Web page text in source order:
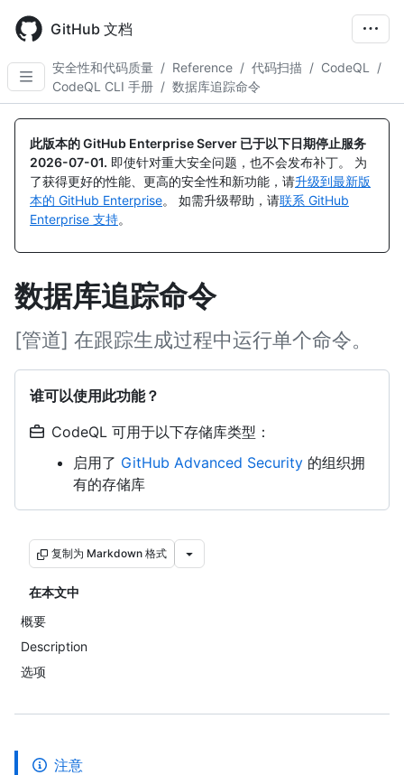
main
content
GitHub 文档
安全性和代码质量 / Reference / 代码扫描 / CodeQL
/
CodeQL CLI 手册 / 数据库追踪命令
此版本的 GitHub Enterprise Server 已于以下日期停止服务
2026-07-01. 即使针对重大安全问题，也不会发布补丁。 为
了获得更好的性能、更高的安全性和新功能，请升级到最新版
本的 GitHub Enterprise。 如需升级帮助，请联系 GitHub
Enterprise 支持。
数据库追踪命令
[管道] 在跟踪生成过程中运行单个命令。
谁可以使用此功能？
CodeQL 可用于以下存储库类型：
启用了 GitHub Advanced Security 的组织拥
有的存储库
复制为 Markdown 格式
在本文中
概要
Description
选项
注意